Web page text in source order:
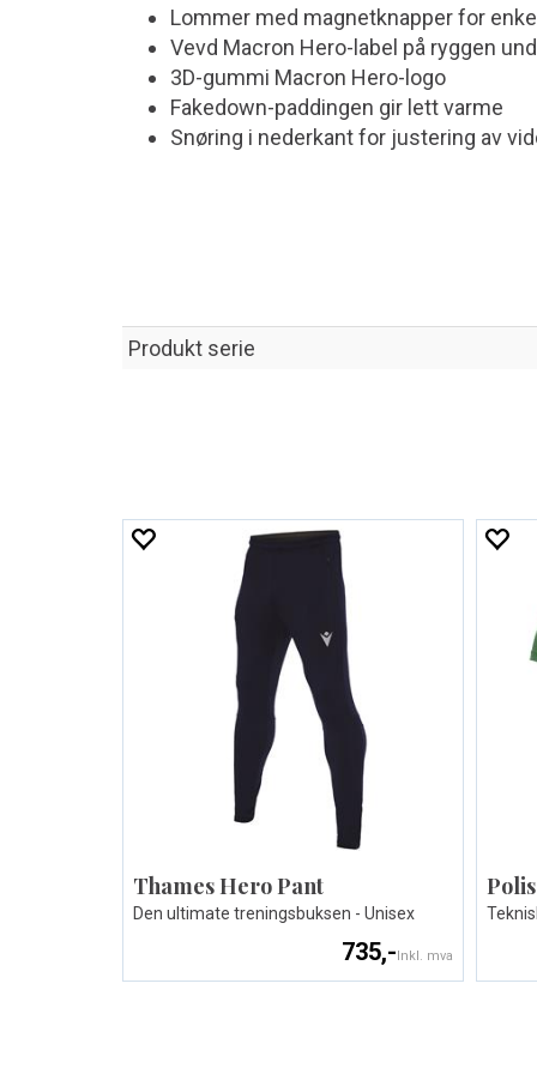
Lommer med magnetknapper for
Vevd Macron Hero-label på ryggen
3D-gummi Macron Hero-logo
Fakedown-paddingen gir lett varme
Snøring i nederkant for justering av
Produkt serie
Thames Hero Pant
Den ultimate treningsbuksen - Unisex
735,-Inkl. mva